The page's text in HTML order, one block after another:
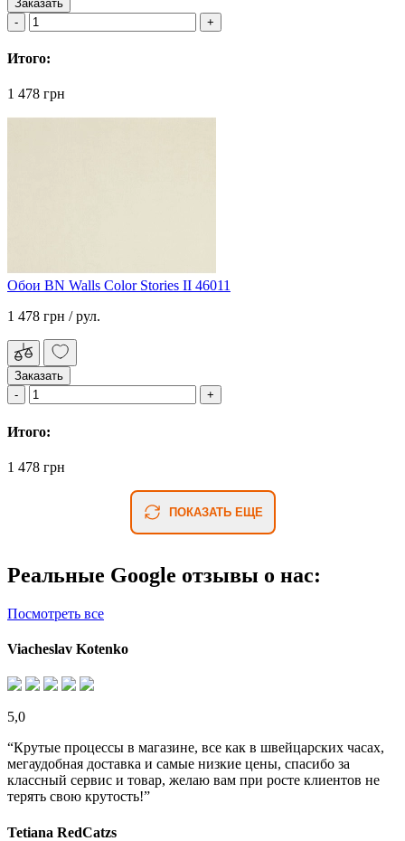
Заказать
Итого:
1 478 грн
Обои BN Walls Color Stories II 46011
1 478 грн / рул.
Заказать
Итого:
1 478 грн
ПОКАЗАТЬ ЕЩЕ
Реальные Google отзывы о нас:
Посмотреть все
Viacheslav Kotenko
5,0
“Крутые процессы в магазине, все как в швейцарских часах,
мегаудобная доставка и самые низкие цены, спасибо за
классный сервис и товар, желаю вам при росте клиентов не
терять свою крутость!”
Tetiana RedCatzs